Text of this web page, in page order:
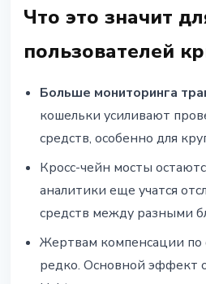
Что это значит
пользователей
Больше мониторинга
кошельки усиливают
средств, особенно для
Кросс-чейн мосты
аналитики еще учатся
средств между разными
Жертвам компенсации
редко. Основной эффект